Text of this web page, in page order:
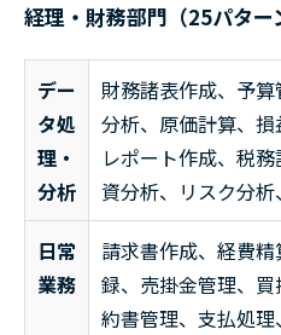
経理・財務部門（25パター
デー
タ処
理・
分析
財務諸表作成、予
分析、原価計算、
レポート作成、税
資分析、リスク分
日常
業務
請求書作成、経費
録、売掛金管理、
約書管理、支払処